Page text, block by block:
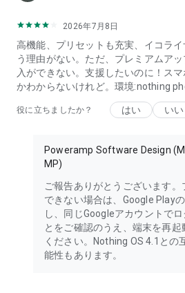
2026年7月8日
高機能、プリセットも充実、イコラ
う理由がない。ただ、プレミアムア
入ができない。支援したいのに！ス
かわからないけれど。環境:nothing
役に立ちましたか？ はい いい
Poweramp Software Design
MP)
ご報告ありがとうございます
できない場合は、Google Play
し、同じGoogleアカウントで
とをご確認のうえ、端末を再起
ください。Nothing OS 4.1との
能性もあります。